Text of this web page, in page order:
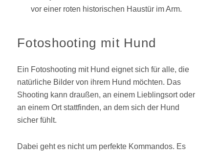
Fotoshooting mit Hund
Ein Fotoshooting mit Hund eignet sich für alle, die
natürliche Bilder von ihrem Hund möchten. Das
Shooting kann draußen, an einem Lieblingsort oder
an einem Ort stattfinden, an dem sich der Hund
sicher fühlt.
Dabei geht es nicht um perfekte Kommandos. Es